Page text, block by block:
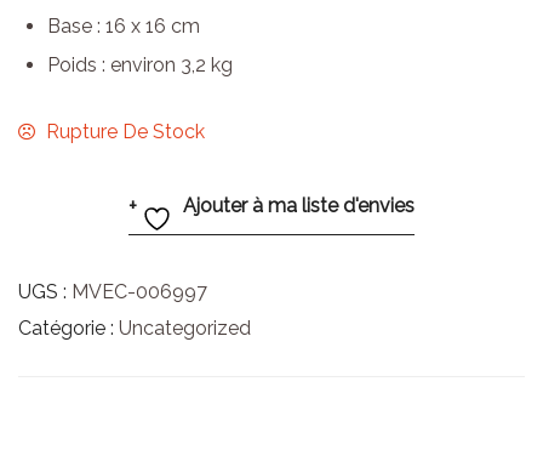
Base : 16 x 16 cm
Poids : environ 3,2 kg
Rupture De Stock
Ajouter à ma liste d'envies
UGS : MVEC-006997
Catégorie : Uncategorized